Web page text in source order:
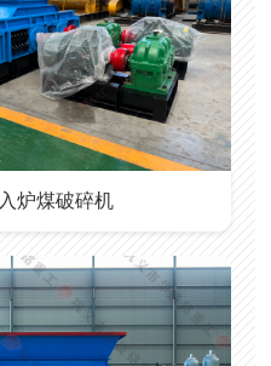
入炉煤破碎机